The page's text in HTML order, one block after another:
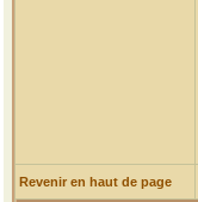
Revenir en haut de page